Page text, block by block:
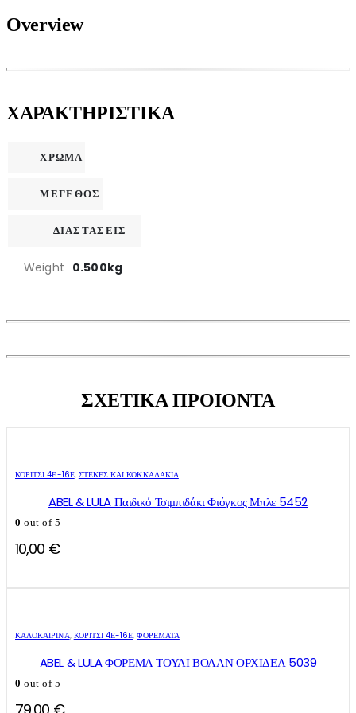
Overview
ΧΑΡΑΚΤΗΡΙΣΤΙΚΑ
ΧΡΩΜΑ
ΜΕΓΕΘΟΣ
ΔΙΑΣΤΑΣΕΙΣ
Weight 0.500kg
ΣΧΕΤΙΚΑ ΠΡΟΙΟΝΤΑ
ΚΟΡΙΤΣΙ 4Ε-16Ε, ΣΤΈΚΕΣ ΚΑΙ ΚΟΚΚΑΛΆΚΙΑ
ABEL & LULA Παιδικό Τσιμπιδάκι Φιόγκος Μπλε 5452
0 out of 5
10,00 €
το
παραλλαγές.
Οι
το
παραλλαγές.
Οι
ΚΑΛΟΚΑΙΡΙΝΆ, ΚΟΡΙΤΣΙ 4Ε-16Ε,ΦΟΡΈΜΑΤΑ
ABEL & LULA ΦΟΡΕΜΑ ΤΟΥΛΙ ΒΟΛΑΝ ΟΡΧΙΔΕΑ 5039
0 out of 5